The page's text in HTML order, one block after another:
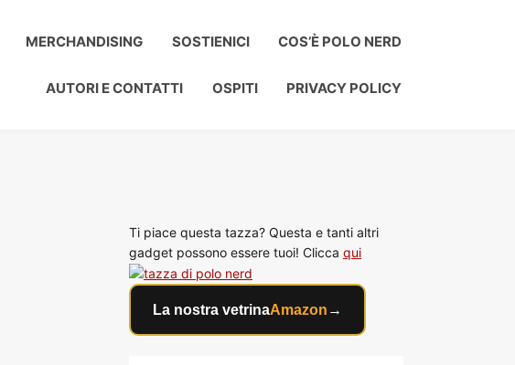
MERCHANDISING SOSTIENICI COS’È POLO NERD
AUTORI E CONTATTI OSPITI PRIVACY POLICY
Ti piace questa tazza? Questa e tanti altri
gadget possono essere tuoi! Clicca qui
La nostra vetrinaAmazon →